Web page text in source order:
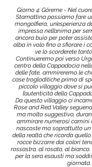
Giorno 4: Göreme - Nel
Stamattina possiamo fare
mongolfiera, un’esperienza
impressa nell’anima per
ancora buio per poter
alba in volo fino a sfiorare i
ve lo scorderete
Continueremo poi verso
centro della Cappadocia
delle fate, ammireremo le
case trogloditiche prima di
piccolo villaggio dove si
l’autenticità della
Da questo villaggio ci
Rose and Red Valley
ma molto suggestivo,
ammirare numerosi camini
nascoste ma soprattutto
della realtà che ricorda
rocce bizzarre dai colori
rossastro, al rosato, al bianco.
per la sera esausti ma
giornata.